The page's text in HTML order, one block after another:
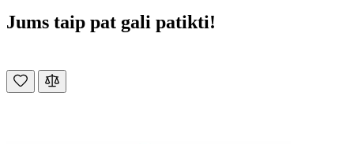
Jums taip pat gali patikti!